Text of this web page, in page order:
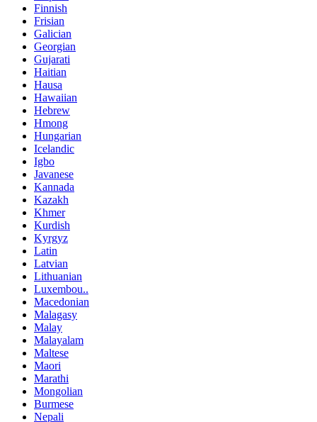
Finnish
Frisian
Galician
Georgian
Gujarati
Haitian
Hausa
Hawaiian
Hebrew
Hmong
Hungarian
Icelandic
Igbo
Javanese
Kannada
Kazakh
Khmer
Kurdish
Kyrgyz
Latin
Latvian
Lithuanian
Luxembou..
Macedonian
Malagasy
Malay
Malayalam
Maltese
Maori
Marathi
Mongolian
Burmese
Nepali